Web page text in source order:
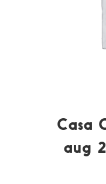
Casa
aug